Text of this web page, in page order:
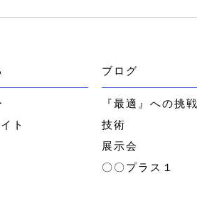
ト
ブログ
『最適』への挑戦
技術
展示会
〇〇プラス１